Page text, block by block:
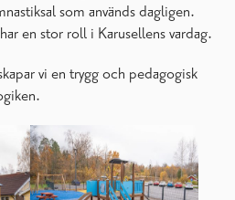
som används dagligen.
en stor roll i Karusellens vardag.
vi en trygg och pedagogisk